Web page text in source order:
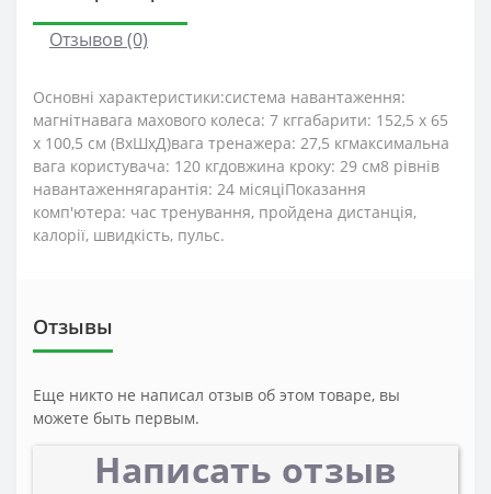
Отзывов (0)
Основні характеристики:система навантаження:
магнітнавага махового колеса: 7 кггабарити: 152,5 х 65
х 100,5 см (ВхШхД)вага тренажера: 27,5 кгмаксимальна
вага користувача: 120 кгдовжина кроку: 29 см8 рівнів
навантаженнягарантія: 24 місяціПоказання
комп'ютера: час тренування, пройдена дистанція,
калорії, швидкість, пульс.
Отзывы
Еще никто не написал отзыв об этом товаре, вы
можете быть первым.
Написать отзыв